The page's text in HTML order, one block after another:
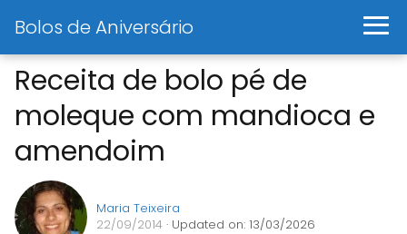
Bolos de Aniversário
Receita de bolo pé de
moleque com mandioca e
amendoim
Maria Teixeira
22/09/2014 · Updated on: 13/03/2026